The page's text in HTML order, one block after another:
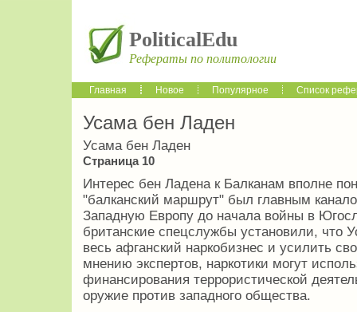
PoliticalEdu
Рефераты по политологии
Главная Новое Популярное Список
Усама бен Ладен
Усама бен Ладен
Страница 10
Интерес бен Ладена к Балканам вполне
"балканский маршрут" был главным
Западную Европу до начала войны в
британские спецслужбы установили, что
весь афганский наркобизнес и усилить
мнению экспертов, наркотики могут
финансирования террористической
оружие против западного общества.